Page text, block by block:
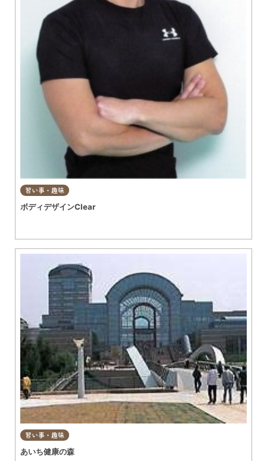
習い事・趣味
ボディデザインClear
習い事・趣味
あいち健康の森